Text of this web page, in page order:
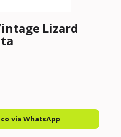
Lizard
via WhatsApp